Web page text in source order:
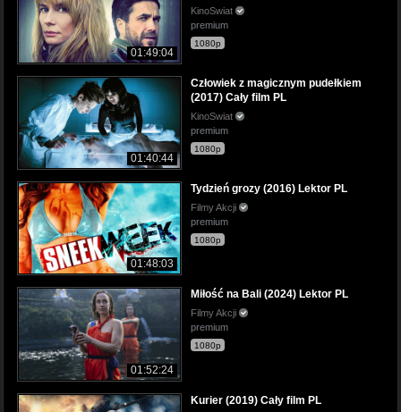
01:49:04
KinoSwiat
premium
1080p
01:40:44
Człowiek z magicznym pudełkiem
(2017) Cały film PL
KinoSwiat
premium
1080p
01:48:03
Tydzień grozy (2016) Lektor PL
Filmy Akcji
premium
1080p
01:52:24
Miłość na Bali (2024) Lektor PL
Filmy Akcji
premium
1080p
Kurier (2019) Cały film PL